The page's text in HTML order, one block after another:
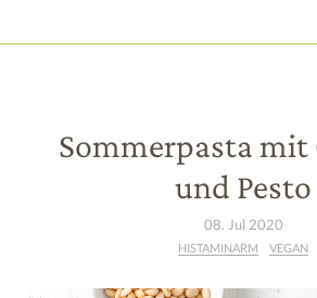
HAUPTNAVIGATION
Sommerpasta mit
und Pesto
08. Jul 2020
HISTAMINARM VEGAN